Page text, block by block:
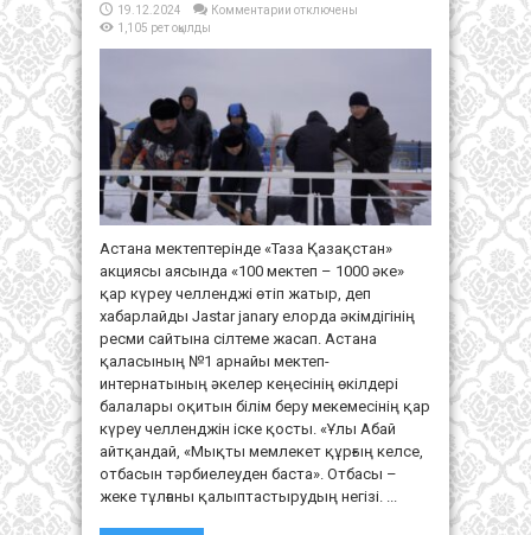
19.12.2024 Комментарии к
Қазақстан»:
челленджін
бастады
отключены
1,105 рет оқылды
Астана мектептерінде «Таза Қазақстан»
акциясы аясында «100 мектеп – 1000 әке»
қар күреу челленджі өтіп жатыр, деп
хабарлайды Jastar janary елорда әкімдігінің
ресми сайтына сілтеме жасап. Астана
қаласының №1 арнайы мектеп-
интернатының әкелер кеңесінің өкілдері
балалары оқитын білім беру мекемесінің қар
күреу челленджін іске қосты. «Ұлы Абай
айтқандай, «Мықты мемлекет құрғың келсе,
отбасын тәрбиелеуден баста». Отбасы –
жеке тұлғаны қалыптастырудың негізі. ...